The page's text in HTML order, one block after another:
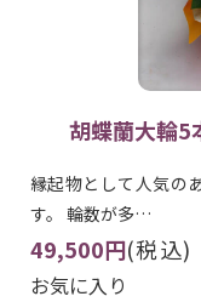
胡蝶蘭大輪
縁起物として人気の
す。 輪数が多…
49,500円(税込)
お気に入り